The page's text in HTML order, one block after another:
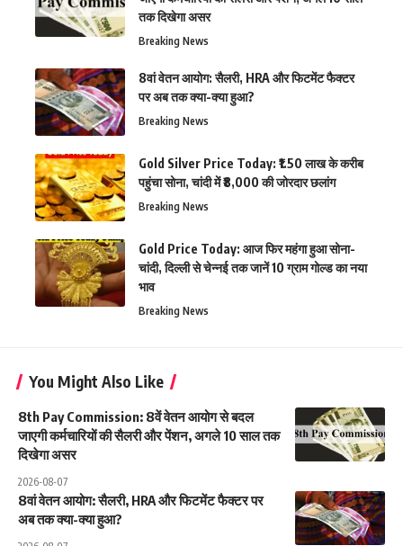
तक दिखेगा असर
Breaking News
8वां वेतन आयोग: सैलरी, HRA और फिटमेंट फैक्टर
पर अब तक क्या-क्या हुआ?
Breaking News
Gold Silver Price Today: ₹1.50 लाख के करीब
पहुंचा सोना, चांदी में ₹8,000 की जोरदार छलांग
Breaking News
Gold Price Today: आज फिर महंगा हुआ सोना-
चांदी, दिल्ली से चेन्नई तक जानें 10 ग्राम गोल्ड का नया
भाव
Breaking News
You Might Also Like
8th Pay Commission: 8वें वेतन आयोग से बदल
जाएगी कर्मचारियों की सैलरी और पेंशन, अगले 10 साल तक
दिखेगा असर
2026-08-07
8वां वेतन आयोग: सैलरी, HRA और फिटमेंट फैक्टर पर
अब तक क्या-क्या हुआ?